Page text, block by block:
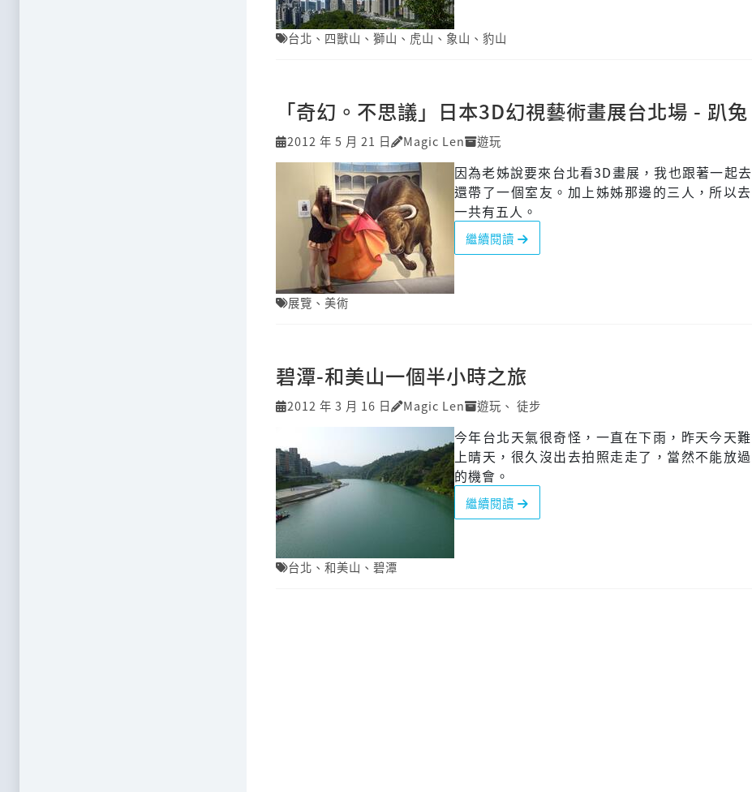
台北 、 四獸山 、 獅山 、 虎山 、 象山 、 豹山
「奇幻。不思議」日本3D幻視藝術畫展台北場 - 趴兔
2012 年 5 月 21 日 Magic Len 遊玩
因為老姊說要來台北看3D畫展，我也跟著一起去
還帶了一個室友。加上姊姊那邊的三人，所以
一共有五人。
繼續閱讀
展覽 、 美術
碧潭-和美山一個半小時之旅
2012 年 3 月 16 日 Magic Len 遊玩 、 徒步
今年台北天氣很奇怪，一直在下雨，昨天今天
上晴天，很久沒出去拍照走走了，當然不能放
的機會。
繼續閱讀
台北 、 和美山 、 碧潭